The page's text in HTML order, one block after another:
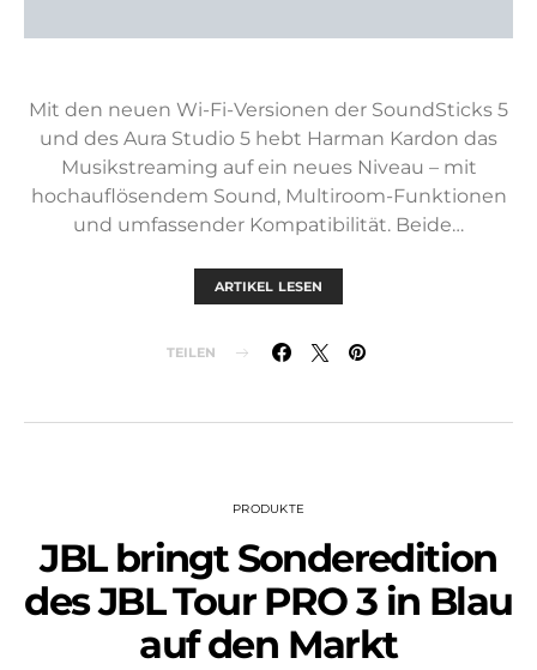
Mit den neuen Wi-Fi-Versionen der SoundSticks 5
und des Aura Studio 5 hebt Harman Kardon das
Musikstreaming auf ein neues Niveau – mit
hochauflösendem Sound, Multiroom-Funktionen
und umfassender Kompatibilität. Beide…
ARTIKEL LESEN
TEILEN
PRODUKTE
JBL bringt Sonderedition
des JBL Tour PRO 3 in Blau
auf den Markt